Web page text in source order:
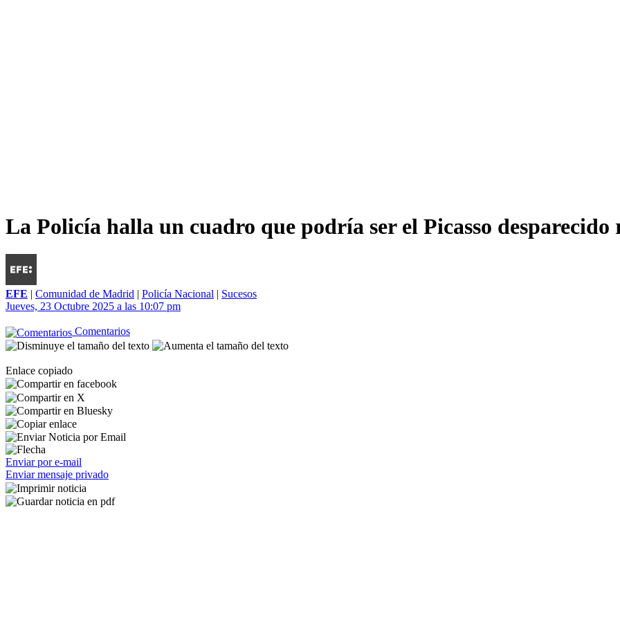
La Policía halla un cuadro que podría ser el Picasso desparecido
EFE | Comunidad de Madrid | Policía Nacional | Sucesos
Jueves, 23 Octubre 2025 a las 10:07 pm
Comentarios
Enlace copiado
Enviar por e-mail
Enviar mensaje privado